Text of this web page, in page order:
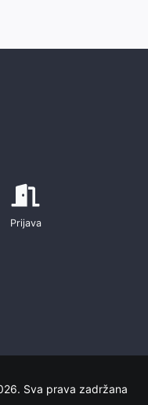
Prijava
Sva prava zadržana